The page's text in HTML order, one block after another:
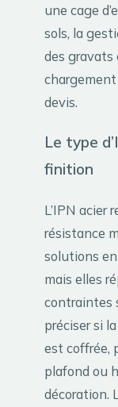
une cage
sols, la
des
devis.
Le type
finition
L’IPN acier
résistance
solutions
mais elles
contraintes
préciser si
est coffrée,
plafond ou
décoration.